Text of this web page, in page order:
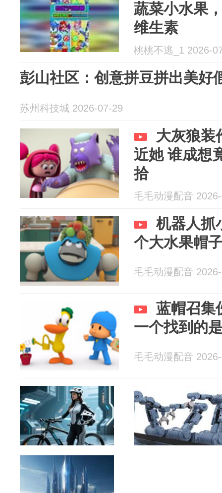
蔬菜小水果
维生素
桃桃不逃_1 2026-
彭山社区：创意拼豆拼出美好
苏州科技城 2026-07-29
大灰狼装
近她 谁成想
拾
毛毛动漫配音
机器人抓
个大水果帽
毛毛动漫配音
蓝帽召集
一个找到的
毛毛动漫配音